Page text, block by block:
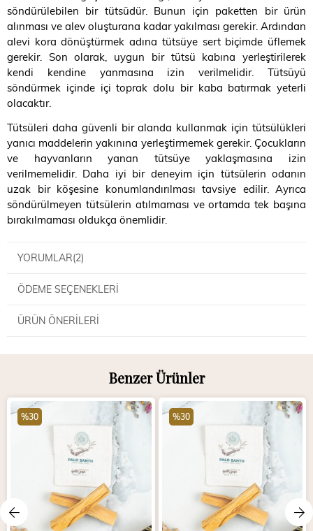
söndürülebilen bir tütsüdür. Bunun için paketten bir ürün
alınması ve alev oluşturana kadar yakılması gerekir. Ardından
alevi kora dönüştürmek adına tütsüye sert biçimde üflemek
gerekir. Son olarak, uygun bir tütsü kabına yerleştirilerek
kendi kendine yanmasına izin verilmelidir. Tütsüyü
söndürmek içinde içi toprak dolu bir kaba batırmak yeterli
olacaktır.
Tütsüleri daha güvenli bir alanda kullanmak için tütsülükleri
yanıcı maddelerin yakınına yerleştirmemek gerekir. Çocukların
ve hayvanların yanan tütsüye yaklaşmasına izin
verilmemelidir. Daha iyi bir deneyim için tütsülerin odanın
uzak bir köşesine konumlandırılması tavsiye edilir. Ayrıca
söndürülmeyen tütsülerin atılmaması ve ortamda tek başına
bırakılmaması oldukça önemlidir.
YORUMLAR(2)
ÖDEME SEÇENEKLERI
ÜRÜN ÖNERILERI
Benzer Ürünler
%30 %30